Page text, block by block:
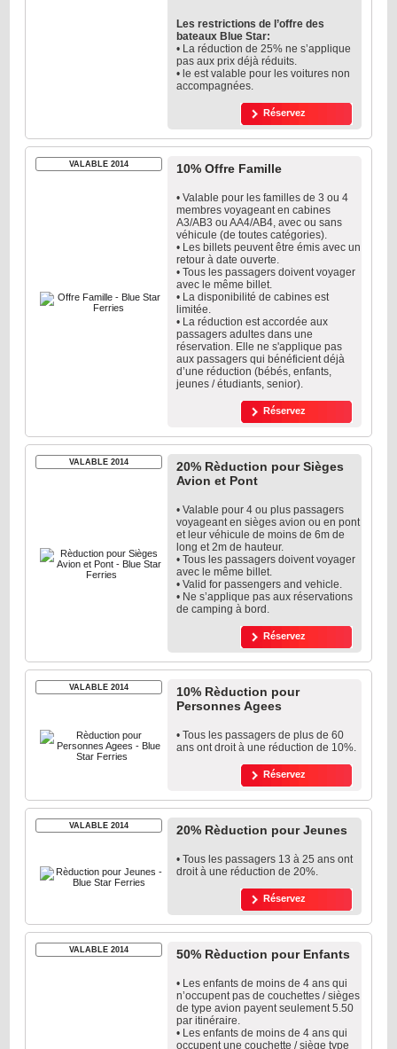
Les restrictions de l’offre des
bateaux Blue Star:
• La réduction de 25% ne s’applique
pas aux prix déjà réduits.
• le est valable pour les voitures non
accompagnées.
Réservez
VALABLE 2014 10% Offre Famille
• Valable pour les familles de 3 ou 4
membres voyageant en cabines
A3/AB3 ou AA4/AB4, avec ou sans
véhicule (de toutes catégories).
• Les billets peuvent être émis avec un
retour à date ouverte.
• Tous les passagers doivent voyager
avec le même billet.
• La disponibilité de cabines est
limitée.
• La réduction est accordée aux
passagers adultes dans une
réservation. Elle ne s'applique pas
aux passagers qui bénéficient déjà
d’une réduction (bébés, enfants,
jeunes / étudiants, senior).
Réservez
VALABLE 2014
20% Rèduction pour Sièges
Avion et Pont
• Valable pour 4 ou plus passagers
voyageant en sièges avion ou en pont
et leur véhicule de moins de 6m de
long et 2m de hauteur.
• Tous les passagers doivent voyager
avec le même billet.
• Valid for passengers and vehicle.
• Ne s’applique pas aux réservations
de camping à bord.
Réservez
VALABLE 2014
10% Rèduction pour
Personnes Agees
• Tous les passagers de plus de 60
ans ont droit à une réduction de 10%.
Réservez
VALABLE 2014 20% Rèduction pour Jeunes
• Tous les passagers 13 à 25 ans ont
droit à une réduction de 20%.
Réservez
VALABLE 2014 50% Rèduction pour Enfants
• Les enfants de moins de 4 ans qui
n’occupent pas de couchettes / sièges
de type avion payent seulement 5.50
par itinéraire.
• Les enfants de moins de 4 ans qui
occupent une couchette / siège type